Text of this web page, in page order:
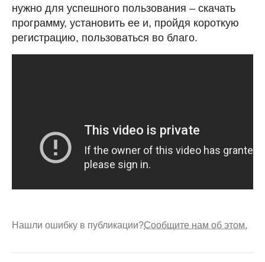
нужно для успешного пользования – скачать
программу, установить ее и, пройдя короткую
регистрацию, пользоваться во благо.
Нашли ошибку в публикации?Сообщите нам об этом.